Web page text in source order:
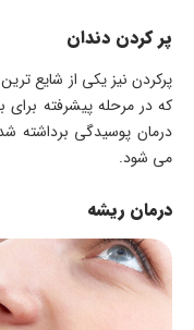
پر کردن دندان
پرکردن نیز یکی از شایع
که در مرحله پیشرفته برای
درمان پوسیدگی برداشته
می شود.
درمان ریشه